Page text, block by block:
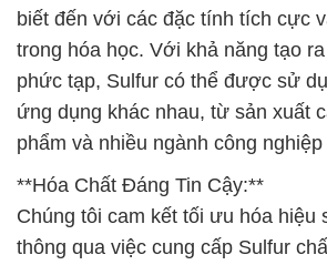
biết đến với các đặc tính tích cực
trong hóa học. Với khả năng tạo
phức tạp, Sulfur có thể được sử
ứng dụng khác nhau, từ sản xuất
phẩm và nhiều ngành công nghiệp
**Hóa Chất Đáng Tin Cậy:**
Chúng tôi cam kết tối ưu hóa hiệu
thông qua việc cung cấp Sulfur